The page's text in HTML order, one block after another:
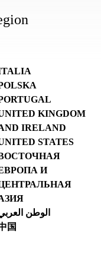
KINGDOM
IRELAND
STATES
И
الوطن
国